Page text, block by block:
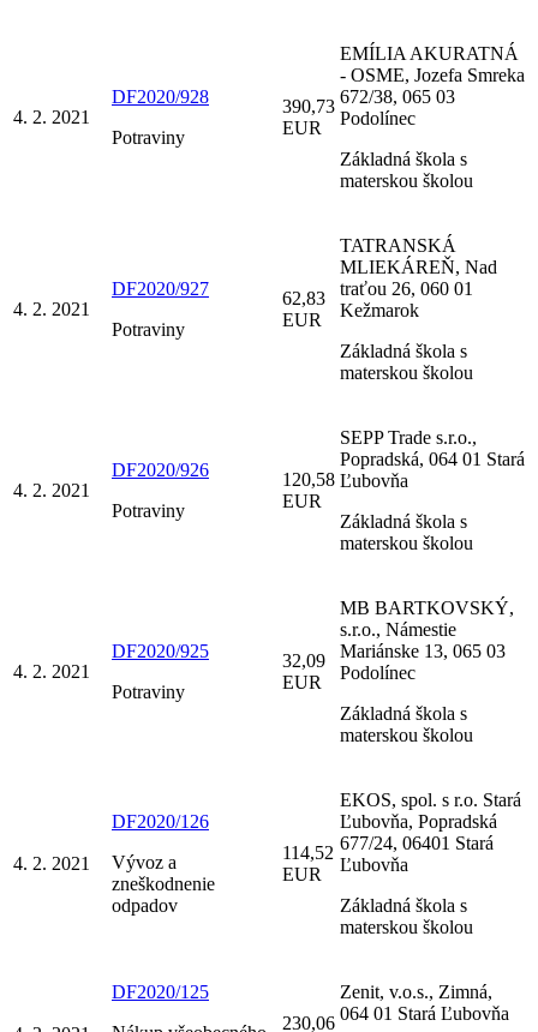
4. 2. 2021
DF2020/928
Potraviny
390,73
EUR
EMÍLIA AKURATNÁ
- OSME, Jozefa Smreka
672/38, 065 03
Podolínec
Základná škola s
materskou školou
4. 2. 2021
DF2020/927
Potraviny
62,83
EUR
TATRANSKÁ
MLIEKÁREŇ, Nad
traťou 26, 060 01
Kežmarok
Základná škola s
materskou školou
4. 2. 2021
DF2020/926
Potraviny
120,58
EUR
SEPP Trade s.r.o.,
Popradská, 064 01 Stará
Ľubovňa
Základná škola s
materskou školou
4. 2. 2021
DF2020/925
Potraviny
32,09
EUR
MB BARTKOVSKÝ,
s.r.o., Námestie
Mariánske 13, 065 03
Podolínec
Základná škola s
materskou školou
4. 2. 2021
DF2020/126
Vývoz a
zneškodnenie
odpadov
114,52
EUR
EKOS, spol. s r.o. Stará
Ľubovňa, Popradská
677/24, 06401 Stará
Ľubovňa
Základná škola s
materskou školou
DF2020/125
230,06
Zenit, v.o.s., Zimná,
064 01 Stará Ľubovňa